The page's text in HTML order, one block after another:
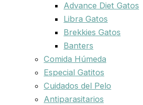
Advance Diet Gatos
Libra Gatos
Brekkies Gatos
Banters
Comida Húmeda
Especial Gatitos
Cuidados del Pelo
Antiparasitarios